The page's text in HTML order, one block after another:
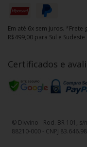
Em até 6x sem juros.
R$499,00 para Sul e Sudeste
Certificados e
© Divvino - Rod. BR 101, s/
88210-000 - CNPJ